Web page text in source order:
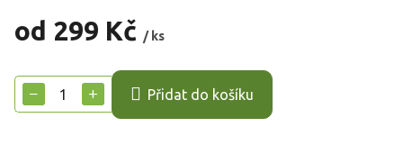
od 299 Kč / ks
cena:
+
− Přidat do košíku